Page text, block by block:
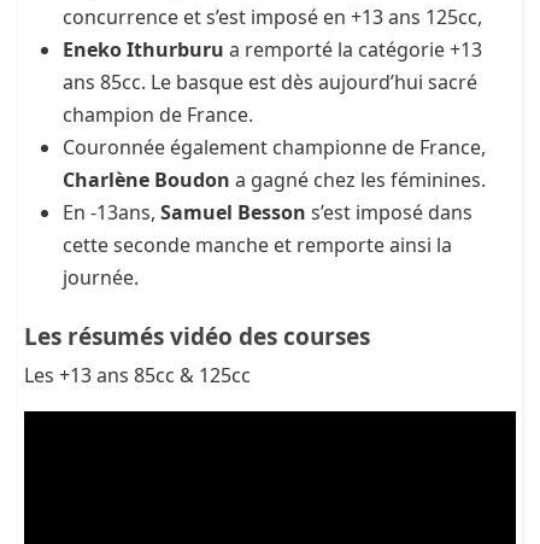
concurrence et s’est imposé en +13 ans 125cc,
Eneko Ithurburu a remporté la catégorie +13
ans 85cc. Le basque est dès aujourd’hui sacré
champion de France.
Couronnée également championne de France,
Charlène Boudon a gagné chez les féminines.
En -13ans, Samuel Besson s’est imposé dans
cette seconde manche et remporte ainsi la
journée.
Les résumés vidéo des courses
Les +13 ans 85cc & 125cc